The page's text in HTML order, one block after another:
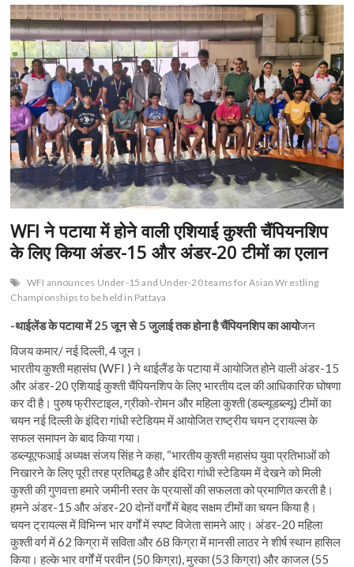
WFI ने पटाया में होने वाली एशियाई कुश्ती चैंपियनशिप
के लिए किया अंडर-15 और अंडर-20 टीमों का एलान
WFI announces Under-15 and Under-20 teams for Asian Wrestling
Championships to be held in Pattaya
-थाईलेंड के पटाया में 25 जून से 5 जुलाई तक होना है चैंपियनशिप का आयोजन
विजय कमार/ नई दिल्ली, 4 जून।
भारतीय कुश्ती महासंघ (WFI ) ने थाईलैंड के पटाया में आयोजित होने वाली अंडर-15
और अंडर-20 एशियाई कुश्ती चैंपियनशिप के लिए भारतीय दल की आधिकारिक घोषणा
कर दी है। पुरुष फ्रीस्टाइल, ग्रीको-रोमन और महिला कुश्ती (डब्ल्यूडब्ल्यू) टीमों का
चयन नई दिल्ली के इंदिरा गांधी स्टेडियम में आयोजित राष्ट्रीय चयन ट्रायल्स के
सफल समापन के बाद किया गया।
डब्ल्यूएफआई अध्यक्ष संजय सिंह ने कहा, “भारतीय कुश्ती महासंघ युवा प्रतिभाओं को
निखारने के लिए पूरी तरह प्रतिबद्ध है और इंदिरा गांधी स्टेडियम में देखने को मिली
कुश्ती की गुणवत्ता हमारे जमीनी स्तर के प्रयासों की सफलता को प्रमाणित करती है।
हमने अंडर-15 और अंडर-20 दोनों वर्गों में बेहद सक्षम टीमों का चयन किया है।
चयन ट्रायल्स में विभिन्न भार वर्गों में स्पष्ट विजेता सामने आए। अंडर-20 महिला
कुश्ती वर्ग में 62 किग्रा में सविता और 68 किग्रा में मानसी लाठर ने शीर्ष स्थान हासिल
किया। हल्के भार वर्गों में परवीन (50 किग्रा), मुस्का (53 किग्रा) और काजल (55